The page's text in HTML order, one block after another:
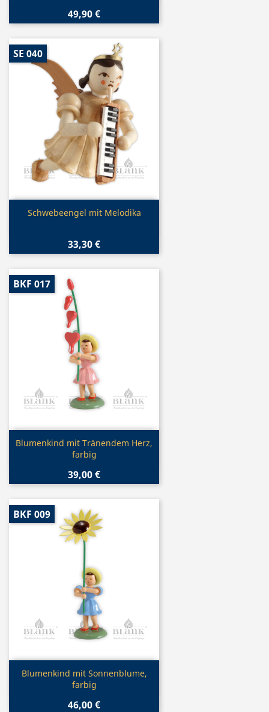
49,90 €
Vorschau
Schwebeengel mit Melodika
33,30 €
SE 040
Vorschau
Blumenkind mit Tränendem Herz,
farbig
39,00 €
BKF 017
Vorschau
Blumenkind mit Sonnenblume,
farbig
46,00 €
BKF 009